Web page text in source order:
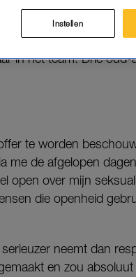
ze al dat er
in het team. Drie
te worden
me de afgelopen
open over mijn
die openheid
neemt dan
en zou
Instellen